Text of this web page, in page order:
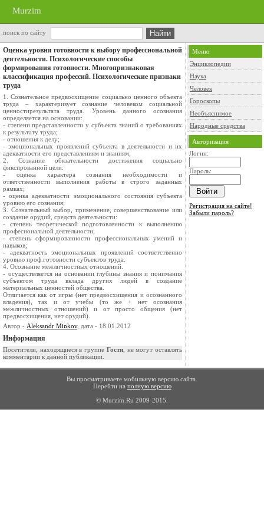
Murzim
поиск по сайту
Оценка уровня готовности к выбору профессиональной
деятельности. Психологические способы
формирования готовности. Многопризнаковая
классификация профессий. Психологические признаки
труда
1. Сознательное предвосхищение социально ценного объекта
труда – характеризует сознание человеком социальной
ценностирезультата труда. Уровень данного осознания
определяется на основании:
- степени представленности у субъекта знаний о требованиях
к результату труда;
- отношения к делу;
- эмоциональных проявлений субъекта в деятельности и их
адекватности его представлениям и знаниям;
2. Сознание обязательности достижения социально
фиксированной цели:
- оценка характера сознания необходимости и
ответственности выполнения работы в строго заданных
рамках;
- оценка адекватности эмоционального состояния субъекта
уровню его сознания;
3. Сознательный выбор, применение, совершенствование или
создание орудий, средств деятельности:
- степень теоретической подготовленности к выполнению
професиональной деятельности;
- степень сформированности профессиональных умений и
навыков;
- адекватность эмоциональных проявлений соответственно
уровню проф.готовности субъектов труда.
4. Осознание межличностных отношений.
- осуществляется на основании глубины знания и понимания
субъектом труда вклада других людей в создание
материальных ценностей общества.
Отличается как от игры (нет предвосхищения и осознанного
владения), так и от учебы (то же + нет осознания
межличностных отношений) и от просто общения (нет
предвосхищения, нет орудий).
Автор - Aleksandr Minkov, дата - 18.01.2012
Информация
Посетители, находящиеся в группе Гости, не могут оставлять
комментарии к данной публикации.
Меню
Энциклопедии
Наука
Человек
Гороскопы
Необъяснимое
Народные средства
Авторизация
Логин:
Пароль:
Регистрация на сайте!
Забыли пароль?
Вы просматриваете мобильную версию сайта.
Перейти на полную версию
© Murzim.Ru 2009-2015.